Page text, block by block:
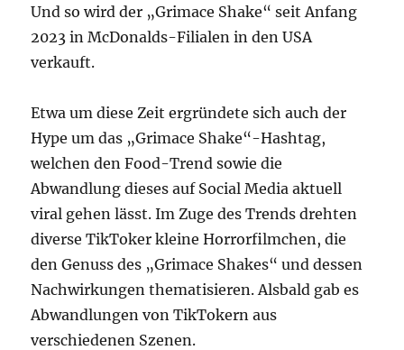
Und so wird der „Grimace Shake“ seit Anfang
2023 in McDonalds-Filialen in den USA
verkauft.
Etwa um diese Zeit ergründete sich auch der
Hype um das „Grimace Shake“-Hashtag,
welchen den Food-Trend sowie die
Abwandlung dieses auf Social Media aktuell
viral gehen lässt. Im Zuge des Trends drehten
diverse TikToker kleine Horrorfilmchen, die
den Genuss des „Grimace Shakes“ und dessen
Nachwirkungen thematisieren. Alsbald gab es
Abwandlungen von TikTokern aus
verschiedenen Szenen.